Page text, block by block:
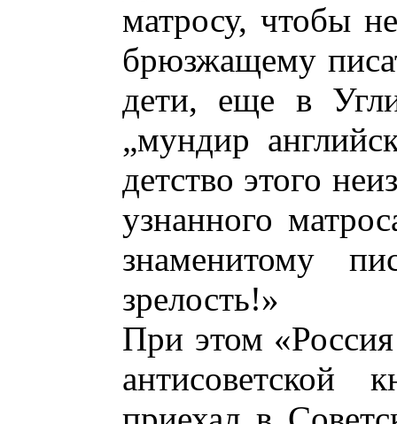
матросу, чтобы
брюзжащему
дети, еще в
„мундир
детство этого
узнанного
знаменитому
зрелость!»
При этом
антисоветской